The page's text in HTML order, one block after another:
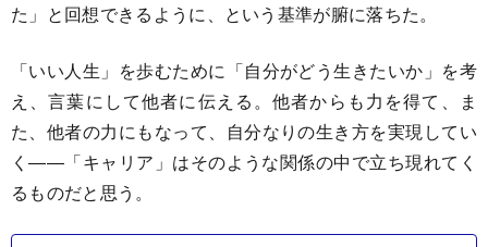
た」と回想できるように、という基準が腑に落ちた。
「いい人生」を歩むために「自分がどう生きたいか」を考
え、言葉にして他者に伝える。他者からも力を得て、ま
た、他者の力にもなって、自分なりの生き方を実現してい
く――「キャリア」はそのような関係の中で立ち現れてく
るものだと思う。